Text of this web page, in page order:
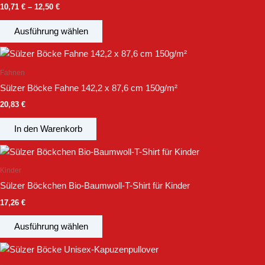
gewählt
werden
10,71 € – 12,50 €
Ausführung wählen
Varianten
Die
Optionen
können
auf
gewählt
werden
Fahnen
Sülzer Böcke Fahne 142,2 x 87,6 cm 150g/m²
20,83 €
In den Warenkorb
Kinder
Sülzer Böckchen Bio-Baumwoll-T-Shirt für Kinder
17,26 €
Ausführung wählen
Dieses
Produkt
Varianten
Die
Optionen
Preisspanne:
Dieses
Produkt